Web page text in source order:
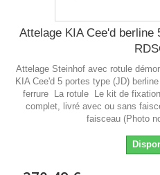
Attelage KIA Cee'd berline
Attelage Steinhof avec rotule
KIA Cee'd 5 portes type (JD)
ferrure La rotule Le kit de
complet, livré avec ou sans
faisceau (Photo